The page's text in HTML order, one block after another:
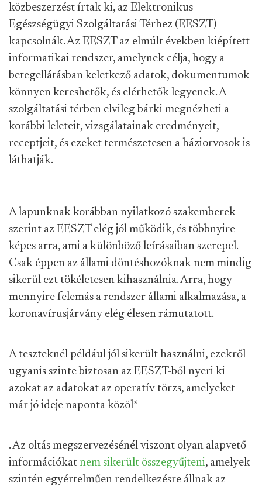
közbeszerzést írtak ki, az Elektronikus
Egészségügyi Szolgáltatási Térhez (EESZT)
kapcsolnák. Az EESZT az elmúlt években kiépített
informatikai rendszer, amelynek célja, hogy a
betegellátásban keletkező adatok, dokumentumok
könnyen kereshetők, és elérhetők legyenek. A
szolgáltatási térben elvileg bárki megnézheti a
korábbi leleteit, vizsgálatainak eredményeit,
receptjeit, és ezeket természetesen a háziorvosok is
láthatják.
A lapunknak korábban nyilatkozó szakemberek
szerint az EESZT elég jól működik, és többnyire
képes arra, ami a különböző leírásaiban szerepel.
Csak éppen az állami döntéshozóknak nem mindig
sikerül ezt tökéletesen kihasználnia. Arra, hogy
mennyire felemás a rendszer állami alkalmazása, a
koronavírusjárvány elég élesen rámutatott.
A teszteknél például jól sikerült használni, ezekről
ugyanis szinte biztosan az EESZT-ből nyeri ki
azokat az adatokat az operatív törzs, amelyeket
már jó ideje naponta közöl*
. Az oltás megszervezésénél viszont olyan alapvető
információkat nem sikerült összegyűjteni, amelyek
szintén egyértelműen rendelkezésre állnak az